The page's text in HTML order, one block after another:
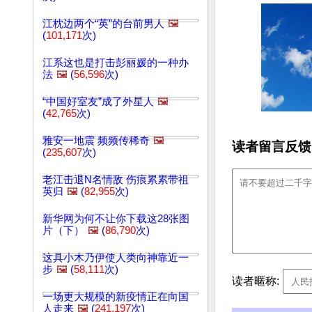
江枕边两个“英”的台前男人 🖼️
(101,171次)
江系这也是打击彭丽媛的一种办
法 🖼️ (56,596次)
“中国好室友”成了外星人 🖼️
(42,765次)
雅安一地震 频频传稀奇 🖼️
(235,607次)
老江击退N名情敌 伤痕累累带祖
英归 🖼️ (82,955次)
新华网为何不让你下载这28张图
片（下）
🖼️ (86,790次)
这具小木乃伊使人类向神靠近一
步 🖼️ (58,111次)
一场更大规模的新疫情正在向国
人走来 🖼️ (241,197次)
读者留言反
读者暱称: